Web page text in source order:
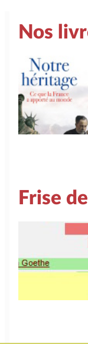
Nos
Frise